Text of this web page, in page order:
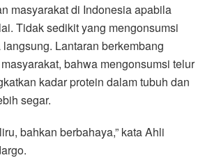
masyarakat di Indonesia apabila
Tidak sedikit yang mengonsumsi
Lantaran berkembang
bahwa mengonsumsi telur
kadar protein dalam tubuh dan
segar.
bahkan berbahaya,” kata Ahli